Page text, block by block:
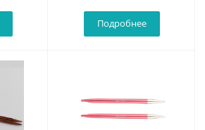
Подробнее